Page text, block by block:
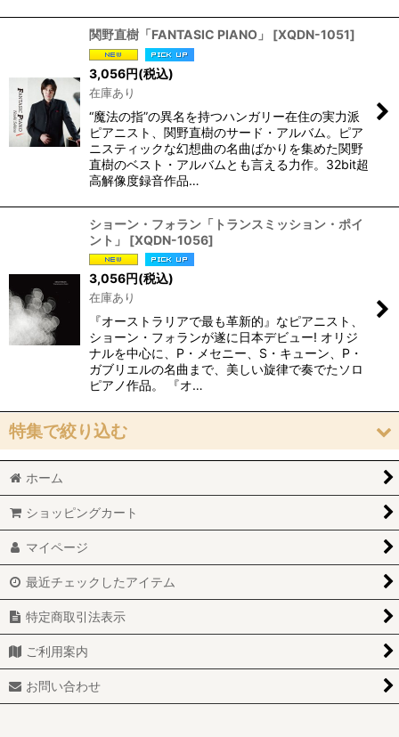
関野直樹「FANTASIC PIANO」 [XQDN-1051]
3,056円(税込)
在庫あり
“魔法の指”の異名を持つハンガリー在住の実力派
ピアニスト、関野直樹のサード・アルバム。ピア
ニスティックな幻想曲の名曲ばかりを集めた関野
直樹のベスト・アルバムとも言える力作。32bit超
高解像度録音作品…
ショーン・フォラン「トランスミッション・ポイ
ント」
[XQDN-1056]
3,056円(税込)
在庫あり
『オーストラリアで最も革新的』なピアニスト、
ショーン・フォランが遂に日本デビュー! オリジ
ナルを中心に、P・メセニー、S・キューン、P・
ガブリエルの名曲まで、美しい旋律で奏でたソロ
ピアノ作品。 『オ…
特集で絞り込む
おすすめ「高音質」作品
「ヴォーカル」作品
「ピアノ」作品
「弦楽器」作品
「管楽器」作品
ジャズ
ホーム
ショッピングカート
マイページ
最近チェックしたアイテム
特定商取引法表示
ご利用案内
お問い合わせ